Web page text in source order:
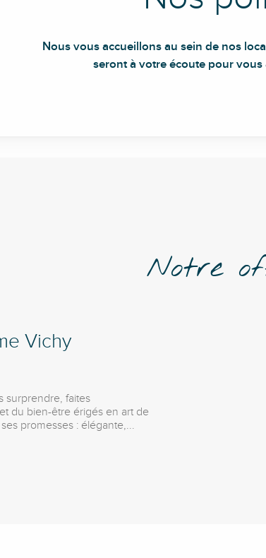
Nous vous accueillons au sein de nos
seront à votre écoute pour
Notre
Vichy
surprendre, faites
du bien-être érigés en art de
promesses : élégante,...